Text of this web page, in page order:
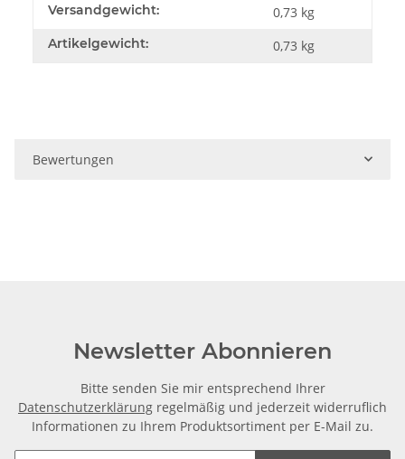
Versandgewicht: 0,73 kg
Artikelgewicht: 0,73 kg
Bewertungen
Newsletter Abonnieren
Bitte senden Sie mir entsprechend Ihrer
Datenschutzerklärung regelmäßig und jederzeit widerruflich
Informationen zu Ihrem Produktsortiment per E-Mail zu.